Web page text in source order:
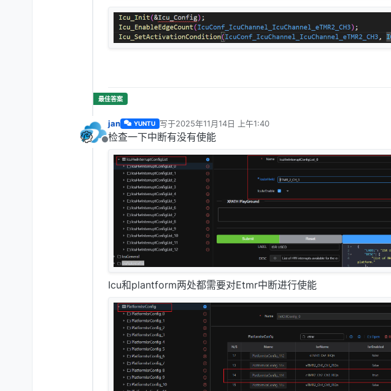
离线
jan YUNTU 写于2025年11月14日 上午1:40
最后由 编辑
检查一下中断有没有使能
Icu和plantform两处都需要对Etmr中断进行使能